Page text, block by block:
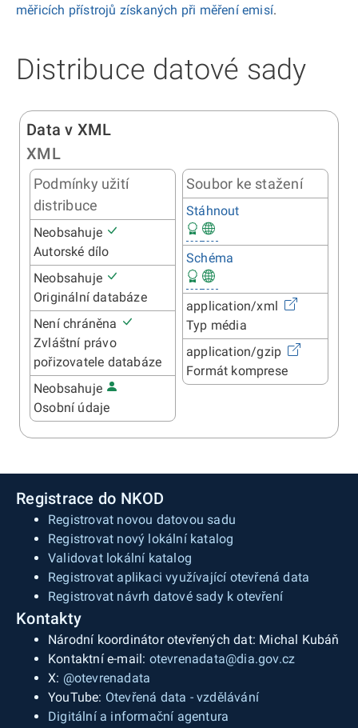
měřicích přístrojů získaných při měření emisí.
Distribuce datové sady
Data v XML
XML
Podmínky užití
distribuce
Neobsahuje
Autorské dílo
Neobsahuje
Originální databáze
Není chráněna
Zvláštní právo
pořizovatele databáze
Neobsahuje
Osobní údaje
Soubor ke stažení
Stáhnout
Schéma
application/xml
Typ média
application/gzip
Formát komprese
Registrace do NKOD
Registrovat novou datovou sadu
Registrovat nový lokální katalog
Validovat lokální katalog
Registrovat aplikaci využívající otevřená data
Registrovat návrh datové sady k otevření
Kontakty
Národní koordinátor otevřených dat: Michal Kubáň
Kontaktní e-mail: otevrenadata@dia.gov.cz
X: @otevrenadata
YouTube: Otevřená data - vzdělávání
Digitální a informační agentura